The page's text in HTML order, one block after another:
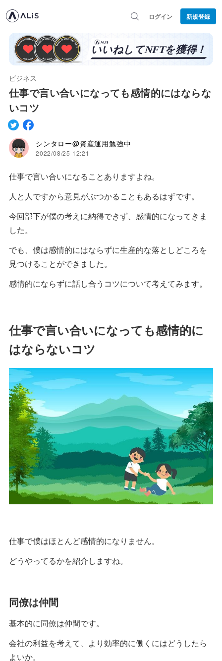
ログイン 新規登録
ビジネス
仕事で言い合いになっても感情的にはならな
いコツ
シンタロー@資産運用勉強中
2022/08/25 12:21
仕事で言い合いになることありますよね。
人と人ですから意見がぶつかることもあるはずです。
今回部下が僕の考えに納得できず、感情的になってきま
した。
でも、僕は感情的にはならずに生産的な落としどころを
見つけることができました。
感情的にならずに話し合うコツについて考えてみます。
仕事で言い合いになっても感情的に
はならないコツ
仕事で僕はほとんど感情的になりません。
どうやってるかを紹介しますね。
同僚は仲間
基本的に同僚は仲間です。
会社の利益を考えて、より効率的に働くにはどうしたら
よいか。